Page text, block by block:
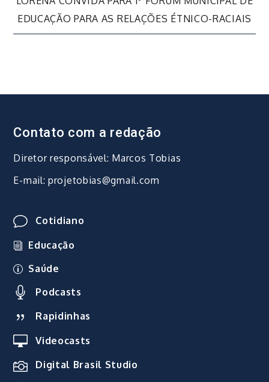
Post
EDUCAÇÃO PARA AS RELAÇÕES ÉTNICO-RACIAIS
Contato com a redação
Diretor responsável: Marcos Tobias
E-mail: projetobias@gmail.com
Cotidiano
Educação
Saúde
Podcasts
Rapidinhas
Videocasts
Digital Brasil Studio